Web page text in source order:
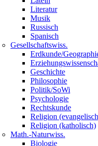
Literatur
Musik
Russisch
Spanisch
Gesellschaftswiss.
Erdkunde/
Geschichte
Philosophie
Politik/SoWi
Psychologie
Rechtskunde
Religion
Religion (katholisch)
Math.-Naturwiss.
Biologie